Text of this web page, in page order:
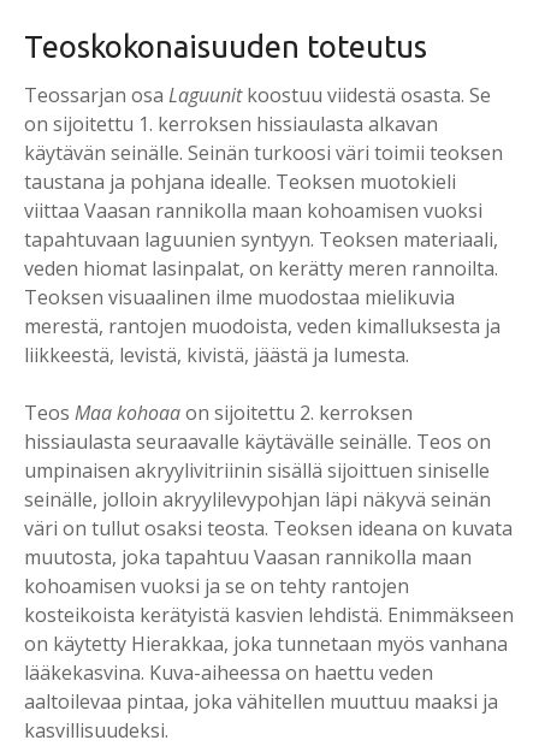
Teoskokonaisuuden toteutus
Teossarjan osa Laguunitkoostuu viidestä osasta. Se
on sijoitettu 1. kerroksen hissiaulasta alkavan
käytävän seinälle. Seinän turkoosi väri toimii teoksen
taustana ja pohjana idealle. Teoksen muotokieli
viittaa Vaasan rannikolla maan kohoamisen vuoksi
tapahtuvaan laguunien syntyyn. Teoksen materiaali,
veden hiomat lasinpalat, on kerätty meren rannoilta.
Teoksen visuaalinen ilme muodostaa mielikuvia
merestä, rantojen muodoista, veden kimalluksesta ja
liikkeestä, levistä, kivistä, jäästä ja lumesta.
Teos Maa kohoaaon sijoitettu 2. kerroksen
hissiaulasta seuraavalle käytävälle seinälle. Teos on
umpinaisen akryylivitriinin sisällä sijoittuen siniselle
seinälle, jolloin akryylilevypohjan läpi näkyvä seinän
väri on tullut osaksi teosta. Teoksen ideana on kuvata
muutosta, joka tapahtuu Vaasan rannikolla maan
kohoamisen vuoksi ja se on tehty rantojen
kosteikoista kerätyistä kasvien lehdistä. Enimmäkseen
on käytetty Hierakkaa, joka tunnetaan myös vanhana
lääkekasvina. Kuva-aiheessa on haettu veden
aaltoilevaa pintaa, joka vähitellen muuttuu maaksi ja
kasvillisuudeksi.